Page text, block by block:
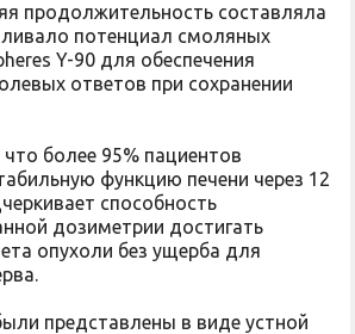
продолжительность составляла
потенциал смоляных
Y-90 для обеспечения
ответов при сохранении
более 95% пациентов
функцию печени через 12
способность
дозиметрии достигать
опухоли без ущерба для
представлены в виде устной